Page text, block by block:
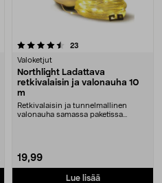
23
Valoketjut
Northlight Ladattava
retkivalaisin ja valonauha 10
m
Retkivalaisin ja tunnelmallinen
valonauha samassa paketissa
19,99
Lue lisää